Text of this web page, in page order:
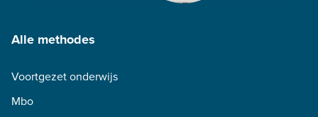
Alle methodes
Voortgezet onderwijs
Mbo